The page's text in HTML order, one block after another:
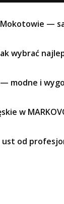
—
wybrać
modne i
w
ust od